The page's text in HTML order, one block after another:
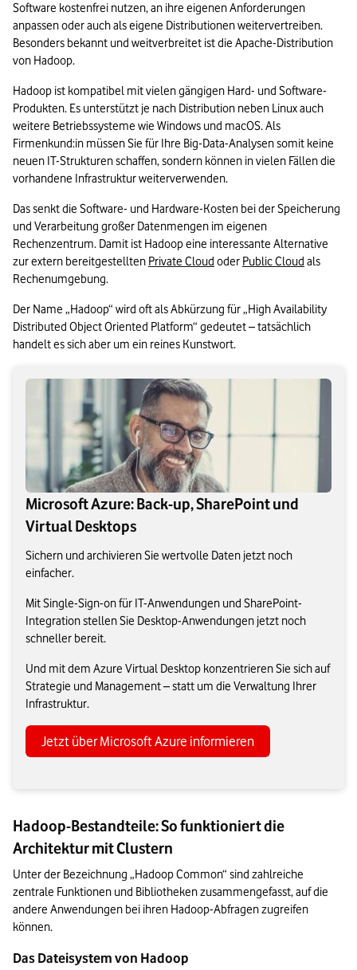
Software kostenfrei nutzen, an ihre eigenen Anforderungen
anpassen oder auch als eigene Distributionen weitervertreiben.
Besonders bekannt und weitverbreitet ist die Apache-Distribution
von Hadoop.
Hadoop ist kompatibel mit vielen gängigen Hard- und Software-
Produkten. Es unterstützt je nach Distribution neben Linux auch
weitere Betriebssysteme wie Windows und macOS. Als
Firmenkund:in müssen Sie für Ihre Big-Data-Analysen somit keine
neuen IT-Strukturen schaffen, sondern können in vielen Fällen die
vorhandene Infrastruktur weiterverwenden.
Das senkt die Software- und Hardware-Kosten bei der Speicherung
und Verarbeitung großer Datenmengen im eigenen
Rechenzentrum. Damit ist Hadoop eine interessante Alternative
zur extern bereitgestellten Private Cloud oder Public Cloud als
Rechenumgebung.
Der Name „Hadoop“ wird oft als Abkürzung für „High Availability
Distributed Object Oriented Platform“ gedeutet – tatsächlich
handelt es sich aber um ein reines Kunstwort.
Microsoft Azure: Back-up, SharePoint und
Virtual Desktops
Sichern und archivieren Sie wertvolle Daten jetzt noch
einfacher.
Mit Single-Sign-on für IT-Anwendungen und SharePoint-
Integration stellen Sie Desktop-Anwendungen jetzt noch
schneller bereit.
Und mit dem Azure Virtual Desktop konzentrieren Sie sich auf
Strategie und Management – statt um die Verwaltung Ihrer
Infrastruktur.
Jetzt über Microsoft Azure informieren
Hadoop-Bestandteile: So funktioniert die
Architektur mit Clustern
Unter der Bezeichnung „Hadoop Common“ sind zahlreiche
zentrale Funktionen und Bibliotheken zusammengefasst, auf die
andere Anwendungen bei ihren Hadoop-Abfragen zugreifen
können.
Das Dateisystem von Hadoop